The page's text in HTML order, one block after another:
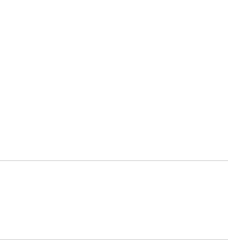
hvězdiček.